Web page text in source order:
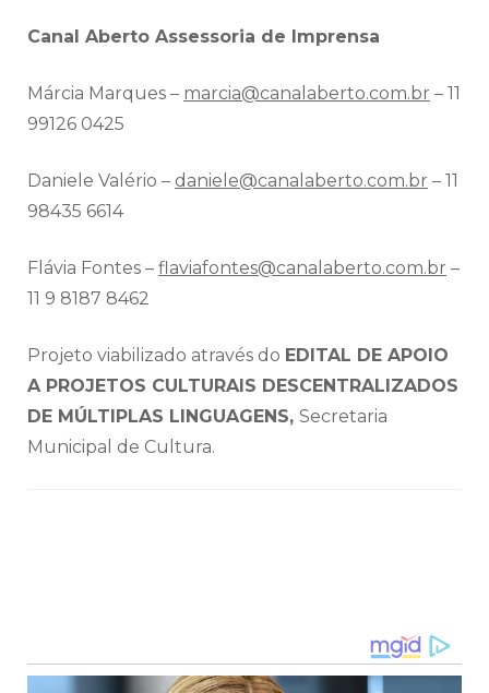
Canal Aberto Assessoria de Imprensa
Márcia Marques – marcia@canalaberto.com.br – 11
99126 0425
Daniele Valério – daniele@canalaberto.com.br – 11
98435 6614
Flávia Fontes – flaviafontes@canalaberto.com.br –
11 9 8187 8462
Projeto viabilizado através do EDITAL DE APOIO
A PROJETOS CULTURAIS DESCENTRALIZADOS
DE MÚLTIPLAS LINGUAGENS, Secretaria
Municipal de Cultura.
de